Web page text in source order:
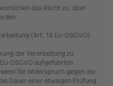
das Recht zu, über
(Art. 18 EU-DSGVO):
der Verarbeitung zu
DSGVO aufgeführten
Sie Widerspruch gegen die
Dauer einer etwaigen Prüfung.